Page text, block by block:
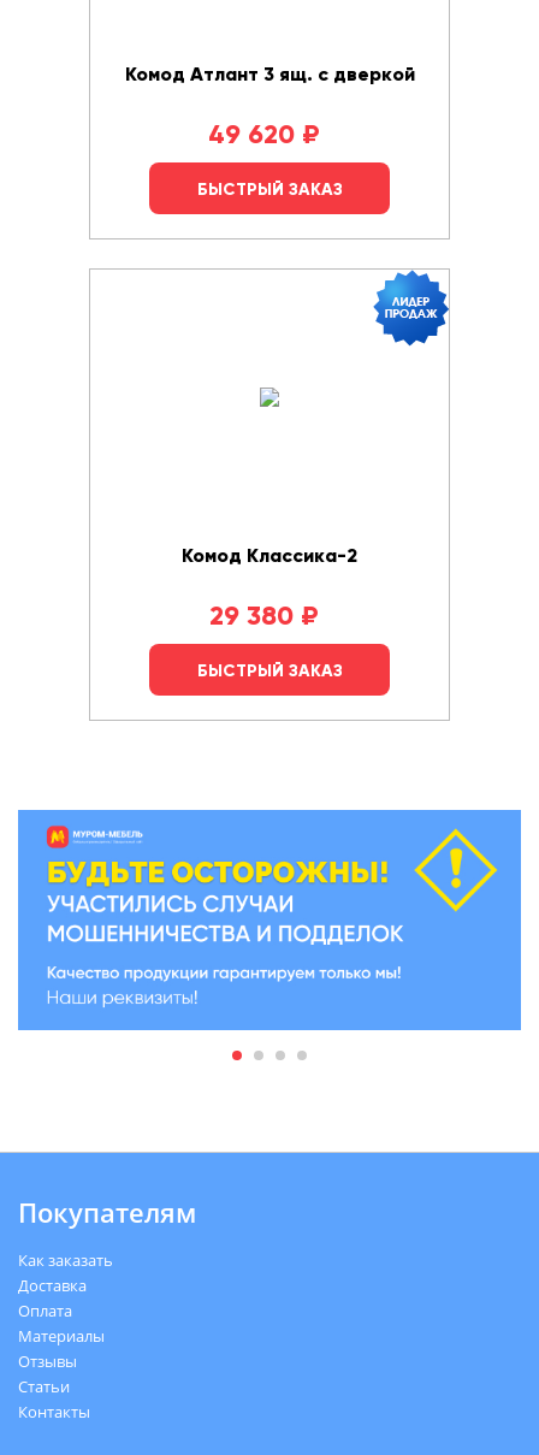
Комод Атлант 3 ящ. с дверкой
49 620 ₽
БЫСТРЫЙ ЗАКАЗ
Комод Классика-2
29 380 ₽
БЫСТРЫЙ ЗАКАЗ
Покупателям
Как заказать
Доставка
Оплата
Материалы
Отзывы
Статьи
Контакты